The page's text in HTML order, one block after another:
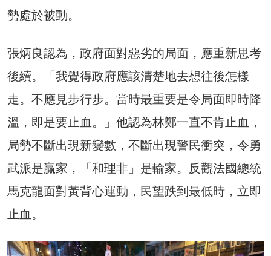
勢處於被動。
張炳良認為，政府面對惡劣的局面，應重新思考
後續。「我覺得政府應該清楚地去想往後怎樣
走。不應見步行步。當時最重要是令局面即時降
溫，即是要止血。」他認為林鄭一直不肯止血，
局勢不斷出現新變數，不斷出現警民衝突，令勇
武派是贏家，「和理非」是輸家。反觀法國總統
馬克龍面對黃背心運動，民望跌到最低時，立即
止血。